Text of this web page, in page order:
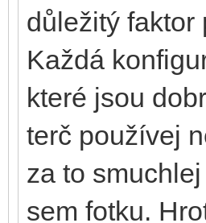
důležitý faktor
Každá
které jsou
terč používej
za to
sem fotku.